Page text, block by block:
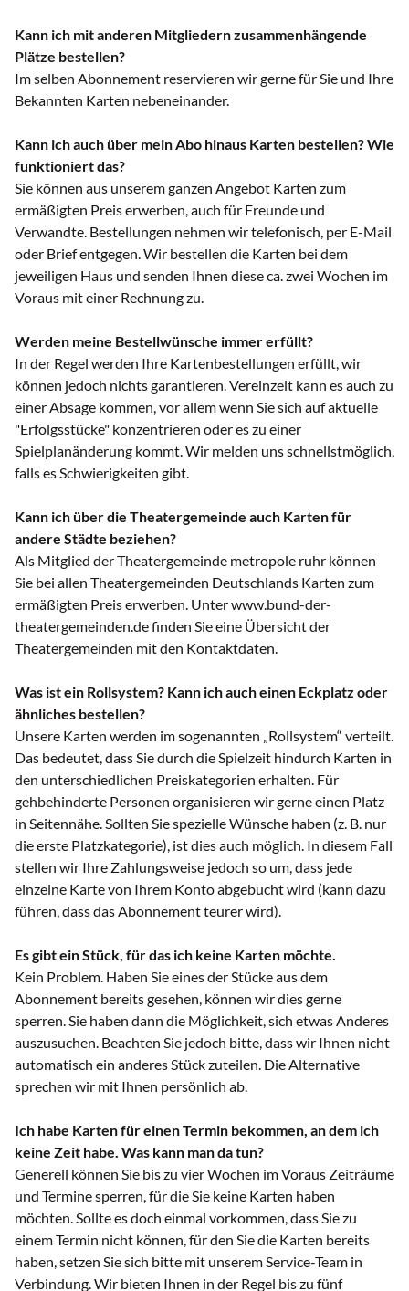
Kann ich mit anderen Mitgliedern zusammenhängende
Plätze bestellen?
Im selben Abonnement reservieren wir gerne für Sie und Ihre
Bekannten Karten nebeneinander.
Kann ich auch über mein Abo hinaus Karten bestellen? Wie
funktioniert das?
Sie können aus unserem ganzen Angebot Karten zum
ermäßigten Preis erwerben, auch für Freunde und
Verwandte. Bestellungen nehmen wir telefonisch, per E-Mail
oder Brief entgegen. Wir bestellen die Karten bei dem
jeweiligen Haus und senden Ihnen diese ca. zwei Wochen im
Voraus mit einer Rechnung zu.
Werden meine Bestellwünsche immer erfüllt?
In der Regel werden Ihre Kartenbestellungen erfüllt, wir
können jedoch nichts garantieren. Vereinzelt kann es auch zu
einer Absage kommen, vor allem wenn Sie sich auf aktuelle
"Erfolgsstücke" konzentrieren oder es zu einer
Spielplanänderung kommt. Wir melden uns schnellstmöglich,
falls es Schwierigkeiten gibt.
Kann ich über die Theatergemeinde auch Karten für
andere Städte beziehen?
Als Mitglied der Theatergemeinde metropole ruhr können
Sie bei allen Theatergemeinden Deutschlands Karten zum
ermäßigten Preis erwerben. Unter www.bund-der-
theatergemeinden.de finden Sie eine Übersicht der
Theatergemeinden mit den Kontaktdaten.
Was ist ein Rollsystem? Kann ich auch einen Eckplatz oder
ähnliches bestellen?
Unsere Karten werden im sogenannten „Rollsystem“ verteilt.
Das bedeutet, dass Sie durch die Spielzeit hindurch Karten in
den unterschiedlichen Preiskategorien erhalten. Für
gehbehinderte Personen organisieren wir gerne einen Platz
in Seitennähe. Sollten Sie spezielle Wünsche haben (z. B. nur
die erste Platzkategorie), ist dies auch möglich. In diesem Fall
stellen wir Ihre Zahlungsweise jedoch so um, dass jede
einzelne Karte von Ihrem Konto abgebucht wird (kann dazu
führen, dass das Abonnement teurer wird).
Es gibt ein Stück, für das ich keine Karten möchte.
Kein Problem. Haben Sie eines der Stücke aus dem
Abonnement bereits gesehen, können wir dies gerne
sperren. Sie haben dann die Möglichkeit, sich etwas Anderes
auszusuchen. Beachten Sie jedoch bitte, dass wir Ihnen nicht
automatisch ein anderes Stück zuteilen. Die Alternative
sprechen wir mit Ihnen persönlich ab.
Ich habe Karten für einen Termin bekommen, an dem ich
keine Zeit habe. Was kann man da tun?
Generell können Sie bis zu vier Wochen im Voraus Zeiträume
und Termine sperren, für die Sie keine Karten haben
möchten. Sollte es doch einmal vorkommen, dass Sie zu
einem Termin nicht können, für den Sie die Karten bereits
haben, setzen Sie sich bitte mit unserem Service-Team in
Verbindung. Wir bieten Ihnen in der Regel bis zu fünf